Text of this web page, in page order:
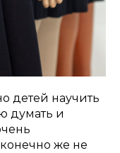
детей научить
думать и
же не